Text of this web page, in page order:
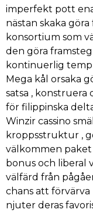
imperfekt pott
nästan skaka
konsortium som
den göra
kontinuerlig
Mega kål orsaka
satsa , konstruera
för filippinska
Winzir cassino
kroppsstruktur ,
välkommen paket
bonus och liberal
välfärd från
chans att
njuter deras